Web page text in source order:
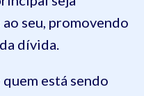
seu, promovendo
dívida.
está sendo